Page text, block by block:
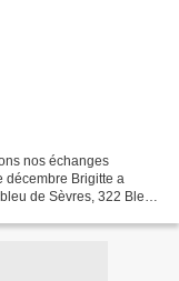
nos échanges
décembre Brigitte a
de Sèvres, 322 Bleu